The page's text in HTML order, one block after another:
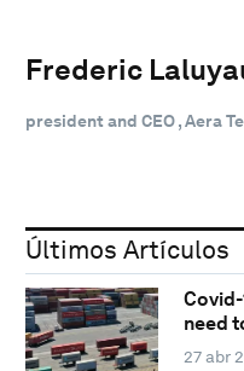
Frederic
president and CEO , Aera
Últimos Artículos
need
27 abr